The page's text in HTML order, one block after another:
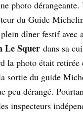
photo
du Guide
dîner festif avec
Le Squer dans sa
la photo était retirée
sortie du guide
peu dérangé.
inspecteurs